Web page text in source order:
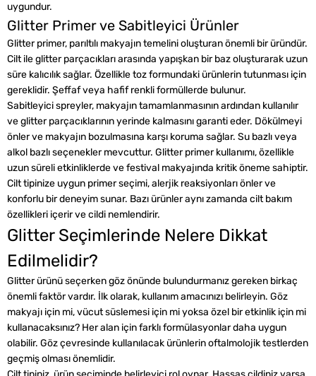
uygundur.
Glitter Primer ve Sabitleyici Ürünler
Glitter primer, parıltılı makyajın temelini oluşturan önemli bir üründür.
Cilt ile glitter parçacıkları arasında yapışkan bir baz oluşturarak uzun
süre kalıcılık sağlar. Özellikle toz formundaki ürünlerin tutunması için
gereklidir. Şeffaf veya hafif renkli formüllerde bulunur.
Sabitleyici spreyler, makyajın tamamlanmasının ardından kullanılır
ve glitter parçacıklarının yerinde kalmasını garanti eder. Dökülmeyi
önler ve makyajın bozulmasına karşı koruma sağlar. Su bazlı veya
alkol bazlı seçenekler mevcuttur. Glitter primer kullanımı, özellikle
uzun süreli etkinliklerde ve festival makyajında kritik öneme sahiptir.
Cilt tipinize uygun primer seçimi, alerjik reaksiyonları önler ve
konforlu bir deneyim sunar. Bazı ürünler aynı zamanda cilt bakım
özellikleri içerir ve cildi nemlendirir.
Glitter Seçimlerinde Nelere Dikkat
Edilmelidir?
Glitter ürünü seçerken göz önünde bulundurmanız gereken birkaç
önemli faktör vardır. İlk olarak, kullanım amacınızı belirleyin. Göz
makyajı için mi, vücut süslemesi için mi yoksa özel bir etkinlik için mi
kullanacaksınız? Her alan için farklı formülasyonlar daha uygun
olabilir. Göz çevresinde kullanılacak ürünlerin oftalmolojik testlerden
geçmiş olması önemlidir.